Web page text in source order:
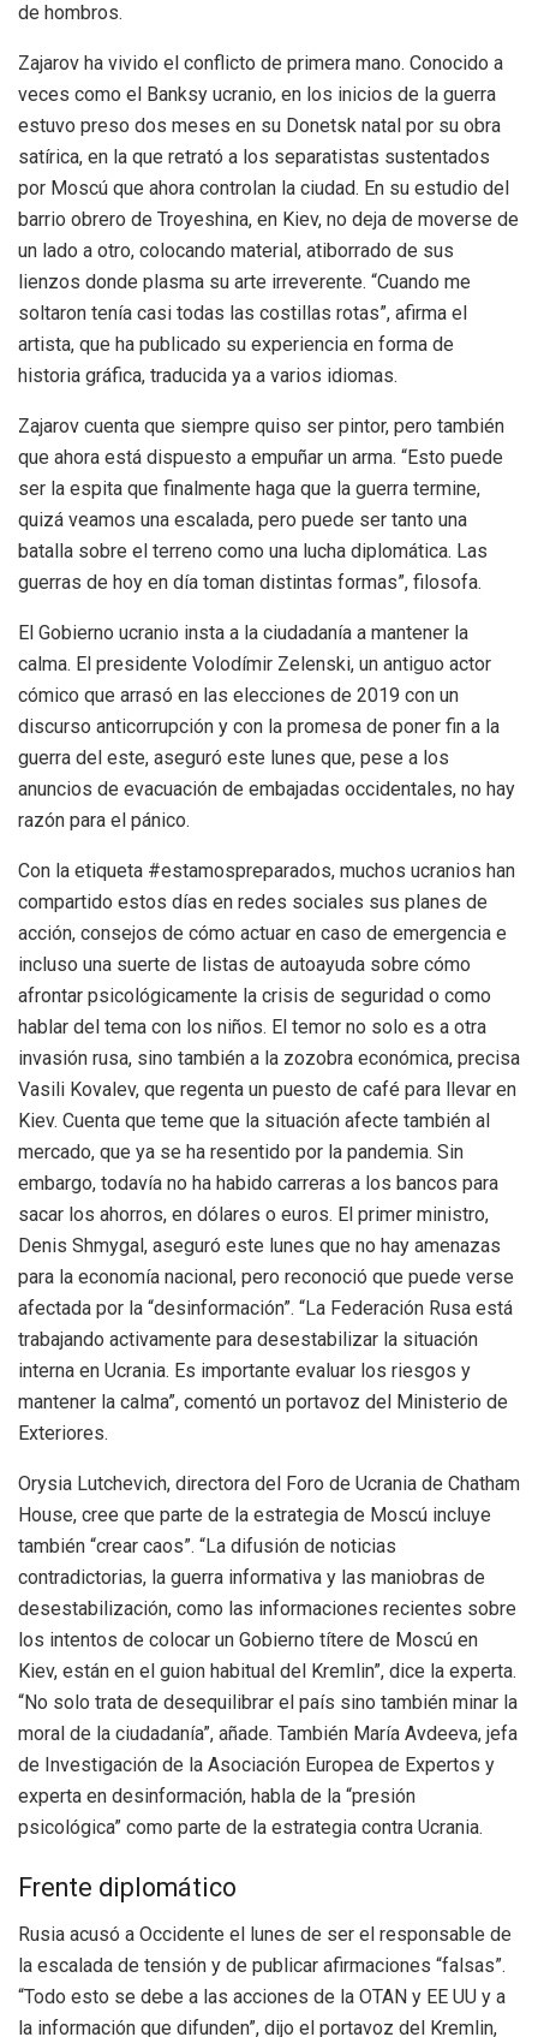
de hombros.
Zajarov ha vivido el conflicto de primera mano. Conocido a
veces como el Banksy ucranio, en los inicios de la guerra
estuvo preso dos meses en su Donetsk natal por su obra
satírica, en la que retrató a los separatistas sustentados
por Moscú que ahora controlan la ciudad. En su estudio del
barrio obrero de Troyeshina, en Kiev, no deja de moverse de
un lado a otro, colocando material, atiborrado de sus
lienzos donde plasma su arte irreverente. “Cuando me
soltaron tenía casi todas las costillas rotas”, afirma el
artista, que ha publicado su experiencia en forma de
historia gráfica, traducida ya a varios idiomas.
Zajarov cuenta que siempre quiso ser pintor, pero también
que ahora está dispuesto a empuñar un arma. “Esto puede
ser la espita que finalmente haga que la guerra termine,
quizá veamos una escalada, pero puede ser tanto una
batalla sobre el terreno como una lucha diplomática. Las
guerras de hoy en día toman distintas formas”, filosofa.
El Gobierno ucranio insta a la ciudadanía a mantener la
calma. El presidente Volodímir Zelenski, un antiguo actor
cómico que arrasó en las elecciones de 2019 con un
discurso anticorrupción y con la promesa de poner fin a la
guerra del este, aseguró este lunes que, pese a los
anuncios de evacuación de embajadas occidentales, no hay
razón para el pánico.
Con la etiqueta #estamospreparados, muchos ucranios han
compartido estos días en redes sociales sus planes de
acción, consejos de cómo actuar en caso de emergencia e
incluso una suerte de listas de autoayuda sobre cómo
afrontar psicológicamente la crisis de seguridad o como
hablar del tema con los niños. El temor no solo es a otra
invasión rusa, sino también a la zozobra económica, precisa
Vasili Kovalev, que regenta un puesto de café para llevar en
Kiev. Cuenta que teme que la situación afecte también al
mercado, que ya se ha resentido por la pandemia. Sin
embargo, todavía no ha habido carreras a los bancos para
sacar los ahorros, en dólares o euros. El primer ministro,
Denis Shmygal, aseguró este lunes que no hay amenazas
para la economía nacional, pero reconoció que puede verse
afectada por la “desinformación”. “La Federación Rusa está
trabajando activamente para desestabilizar la situación
interna en Ucrania. Es importante evaluar los riesgos y
mantener la calma”, comentó un portavoz del Ministerio de
Exteriores.
Orysia Lutchevich, directora del Foro de Ucrania de Chatham
House, cree que parte de la estrategia de Moscú incluye
también “crear caos”. “La difusión de noticias
contradictorias, la guerra informativa y las maniobras de
desestabilización, como las informaciones recientes sobre
los intentos de colocar un Gobierno títere de Moscú en
Kiev, están en el guion habitual del Kremlin”, dice la experta.
“No solo trata de desequilibrar el país sino también minar la
moral de la ciudadanía”, añade. También María Avdeeva, jefa
de Investigación de la Asociación Europea de Expertos y
experta en desinformación, habla de la “presión
psicológica” como parte de la estrategia contra Ucrania.
Frente diplomático
Rusia acusó a Occidente el lunes de ser el responsable de
la escalada de tensión y de publicar afirmaciones “falsas”.
“Todo esto se debe a las acciones de la OTAN y EE UU y a
la información que difunden”, dijo el portavoz del Kremlin,